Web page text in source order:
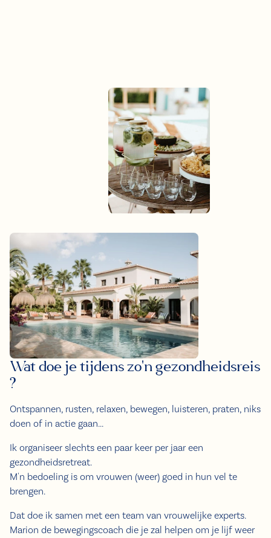
Wat doe je tijdens zo'n gezondheidsreis
?
Ontspannen, rusten, relaxen, bewegen, luisteren, praten, niks
doen of in actie gaan...
Ik organiseer slechts een paar keer per jaar een
gezondheidsretreat.
M'n bedoeling is om vrouwen (weer) goed in hun vel te
brengen.
Dat doe ik samen met een team van vrouwelijke experts.
Marion de bewegingscoach die je zal helpen om je lijf weer